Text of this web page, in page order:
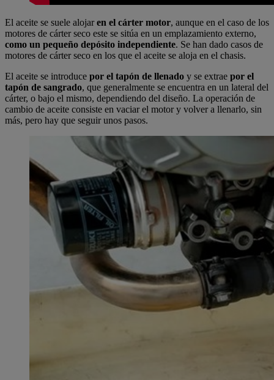
El aceite se suele alojaren el cárter motor, aunque en el caso de los
motores de cárter seco este se sitúa en un emplazamiento externo,
como un pequeño depósito independiente. Se han dado casos de
motores de cárter seco en los que el aceite se aloja en el chasis.
El aceite se introduce por el tapón de llenado y se extrae por el
tapón de sangrado, que generalmente se encuentra en un lateral del
cárter, o bajo el mismo, dependiendo del diseño. La operación de
cambio de aceite consiste en vaciar el motor y volver a llenarlo, sin
más, pero hay que seguir unos pasos.